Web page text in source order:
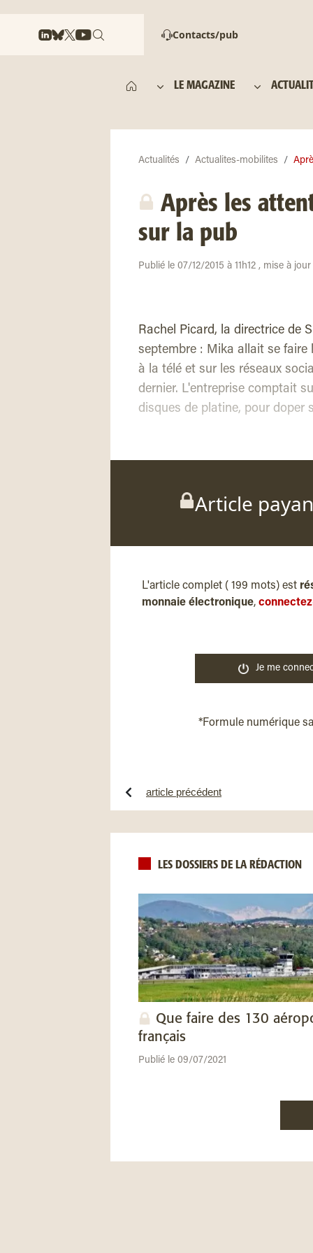
Contacts/pub
LE MAGAZINE
Actualités Actualites-mobilites
Après les
sur la pub
Publié le 07/12/2015 à 11h12 , mise à
Rachel Picard, la directrice de
septembre : Mika allait se faire
à la télé et sur les réseaux
dernier. L'entreprise comptait
disques de platine, pour doper
Article
L'article complet ( 199 mots) est
monnaie électronique,
Je me
*Formule numérique
article précédent
LES DOSSIERS DE LA RÉDACTION
Que faire des 130
français
Publié le 09/07/2021